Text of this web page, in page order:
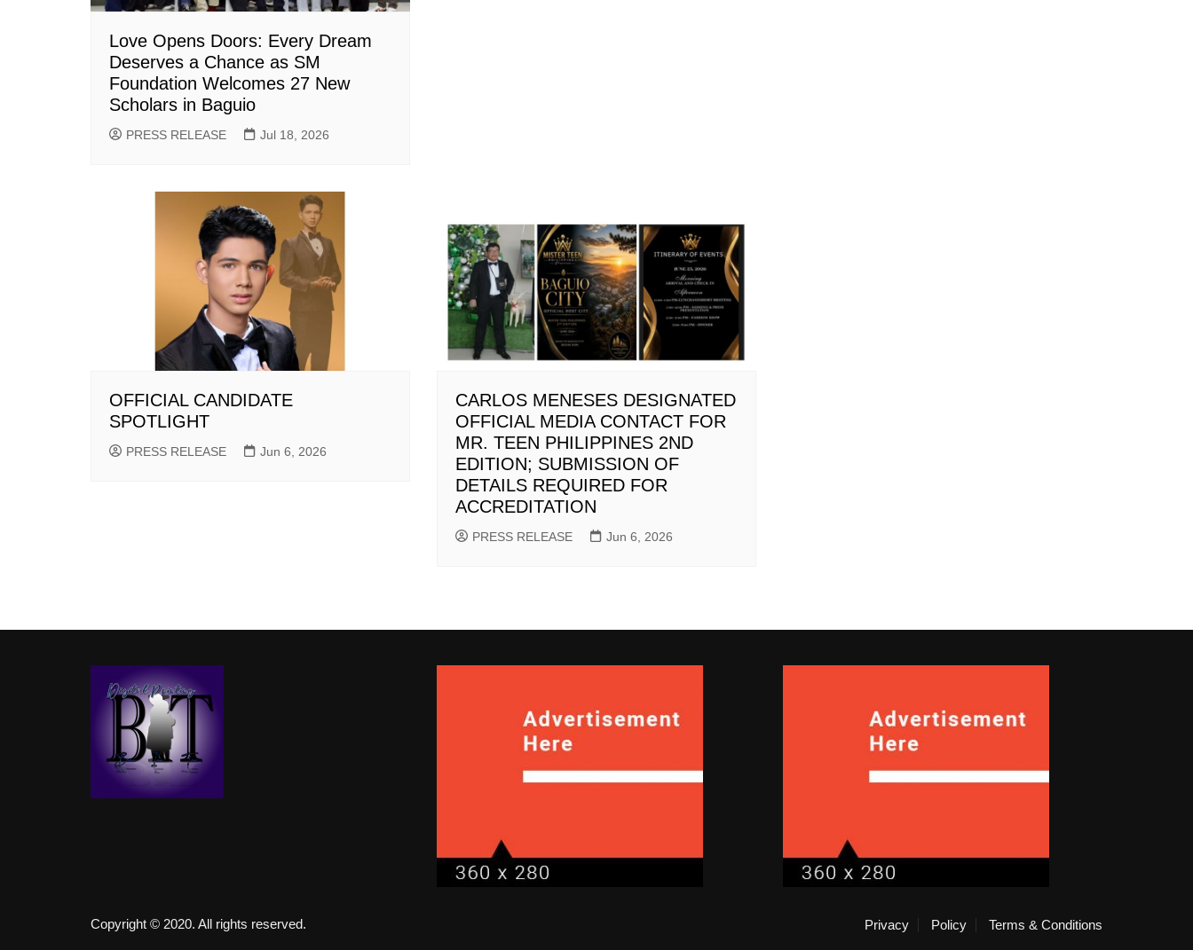
Love Opens Doors: Every Dream
Deserves a Chance as SM
Foundation Welcomes 27 New
Scholars in Baguio
PRESS RELEASE Jul 18, 2026
OFFICIAL CANDIDATE
SPOTLIGHT
PRESS RELEASE Jun 6, 2026
CARLOS MENESES DESIGNATED
OFFICIAL MEDIA CONTACT FOR
MR. TEEN PHILIPPINES 2ND
EDITION; SUBMISSION OF
DETAILS REQUIRED FOR
ACCREDITATION
PRESS RELEASE Jun 6, 2026
Copyright © 2020. All rights reserved. Privacy Policy Terms & Conditions